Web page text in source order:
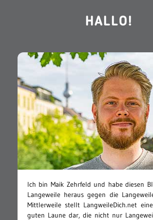
HALLO!
Ich bin Maik Zehrfeld und habe diesen
Langeweile heraus gegen die
Mittlerweile stellt LangweileDich.net
guten Laune dar, die nicht nur